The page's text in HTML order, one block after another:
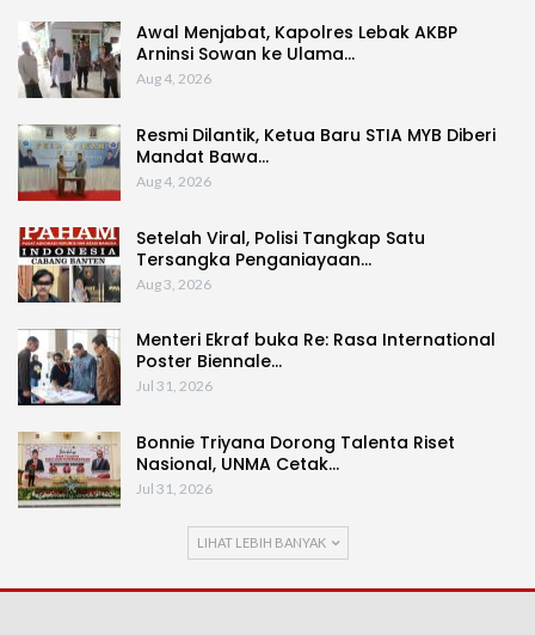
Awal Menjabat, Kapolres Lebak AKBP
Arninsi Sowan ke Ulama…
Aug 4, 2026
Resmi Dilantik, Ketua Baru STIA MYB Diberi
Mandat Bawa…
Aug 4, 2026
Setelah Viral, Polisi Tangkap Satu
Tersangka Penganiayaan…
Aug 3, 2026
Menteri Ekraf buka Re: Rasa International
Poster Biennale…
Jul 31, 2026
Bonnie Triyana Dorong Talenta Riset
Nasional, UNMA Cetak…
Jul 31, 2026
LIHAT LEBIH BANYAK